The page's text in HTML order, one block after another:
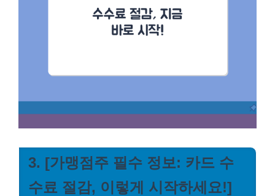
3. [가맹점주 필수 정보: 카드 수
수료 절감, 이렇게 시작하세요!]